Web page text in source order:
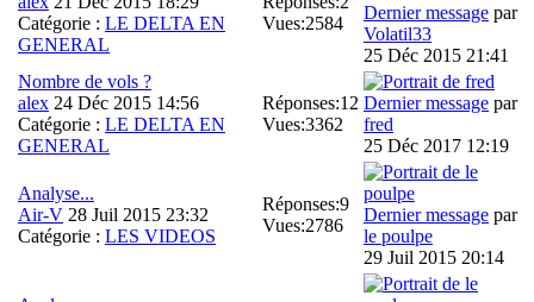
Catégorie : LE DELTA EN
GENERAL
Vues:2584
Dernier message par
Volatil33
25 Déc 2015 21:41
Nombre de vols ?
alex 24 Déc 2015 14:56
Catégorie : LE DELTA EN
GENERAL
Réponses:12
Vues:3362
Dernier message par
fred
25 Déc 2017 12:19
Analyse...
Air-V 28 Juil 2015 23:32
Catégorie : LES VIDEOS
Réponses:9
Vues:2786
Dernier message par
le poulpe
29 Juil 2015 20:14